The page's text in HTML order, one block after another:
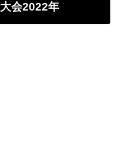
会2022年